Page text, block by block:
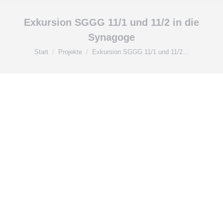
Exkursion SGGG 11/1 und 11/2 in die
Synagoge
Sie befinden sich hier:
Start Projekte Exkursion SGGG 11/1 und 11/2…